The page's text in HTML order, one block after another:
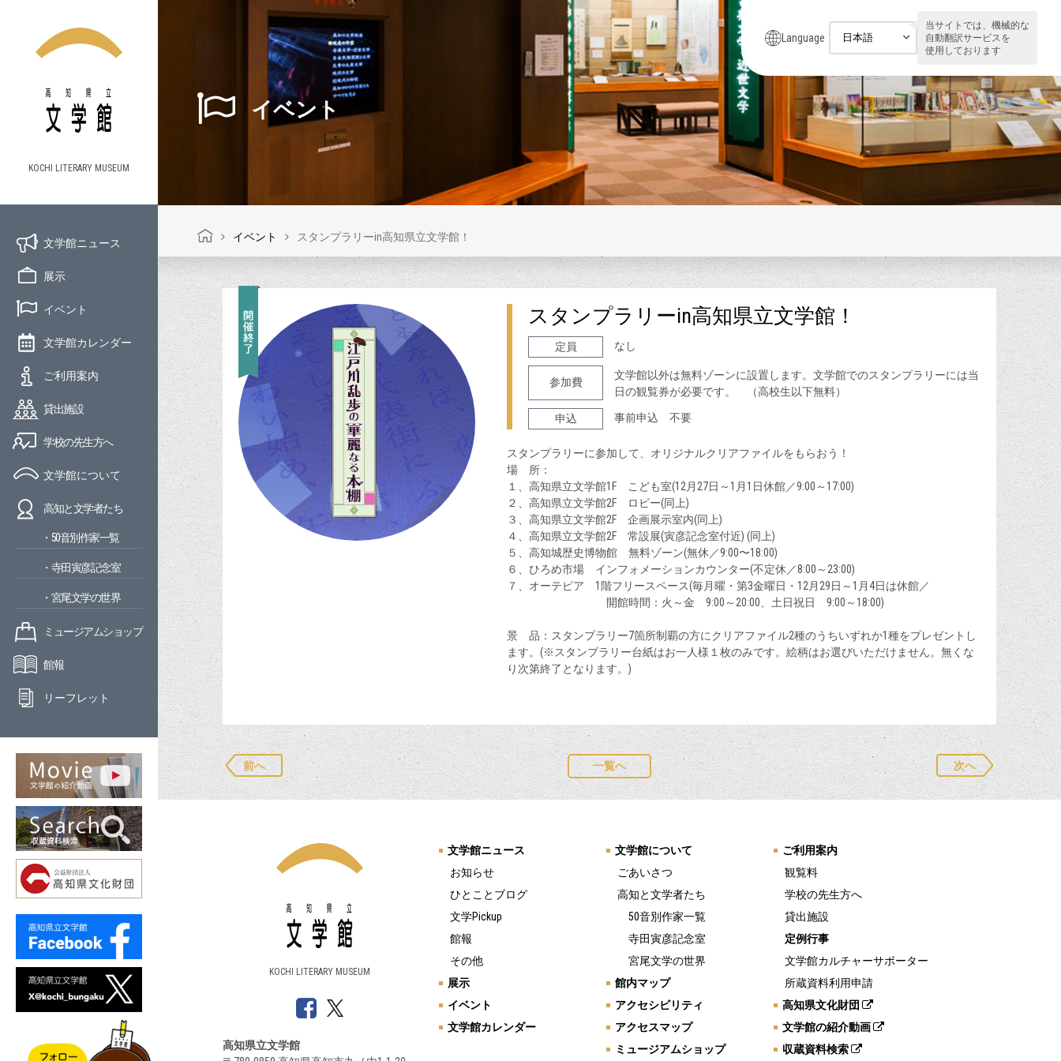
KOCHI LITERARY MUSEUM
文学館ニュース
展示
イベント
文学館カレンダー
ご利用案内
貸出施設
学校の先生方へ
文学館について
高知と文学者たち
・50音別作家一覧
・寺田寅彦記念室
・宮尾文学の世界
ミュージアムショップ
館報
リーフレット
Language
当サイトでは、機械的な
自動翻訳サービスを
使用しております
イベント
イベント スタンプラリーin高知県立文学館！
スタンプラリーin高知県立文学館！
定員 なし
参加費
文学館以外は無料ゾーンに設置します。文学館でのスタンプラリーには当
日の観覧券が必要です。 （高校生以下無料）
申込 事前申込 不要
スタンプラリーに参加して、オリジナルクリアファイルをもらおう！
場 所：
１、高知県立文学館1F こども室(12月27日～1月1日休館／9:00～17:00)
２、高知県立文学館2F ロビー(同上)
３、高知県立文学館2F 企画展示室内(同上)
４、高知県立文学館2F 常設展(寅彦記念室付近) (同上)
５、高知城歴史博物館 無料ゾーン(無休／9:00〜18:00)
６、ひろめ市場 インフォメーションカウンター(不定休／8:00～23:00)
７、オーテピア 1階フリースペース(毎月曜・第3金曜日・12月29日～1月4日は休館／
開館時間：火～金 9:00～20:00、土日祝日 9:00～18:00)
景 品：スタンプラリー7箇所制覇の方にクリアファイル2種のうちいずれか1種をプレゼントし
ます。(※スタンプラリー台紙はお一人様１枚のみです。絵柄はお選びいただけません。無くな
り次第終了となります。)
前へ 一覧へ 次へ
KOCHI LITERARY MUSEUM
高知県立文学館
文学館ニュース
お知らせ
ひとことブログ
文学Pickup
館報
その他
展示
イベント
文学館カレンダー
文学館について
ごあいさつ
高知と文学者たち
50音別作家一覧
寺田寅彦記念室
宮尾文学の世界
館内マップ
アクセシビリティ
アクセスマップ
ミュージアムショップ
ご利用案内
観覧料
学校の先生方へ
貸出施設
定例行事
文学館カルチャーサポーター
所蔵資料利用申請
高知県文化財団
文学館の紹介動画
収蔵資料検索